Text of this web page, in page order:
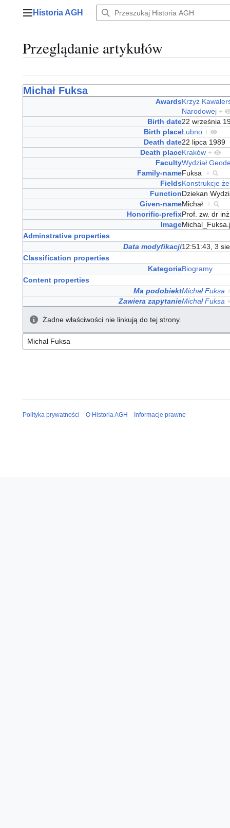
Menu główne
Historia AGH
Przeglądanie artykułów
Michał Fuksa
AwardsKrzyż
Narodowej +
Birth date22 września
Birth placeŁubno +
Death date22 lipca 1989
Death placeKraków +
FacultyWydział
Family-nameFuksa +
FieldsKonstrukcje
FunctionDziekan
Given-nameMichał +
Honorific-prefixProf. zw. dr
Image
Adminstrative properties
Data modyfikacji12:51:43, 3
Classification properties
KategoriaBiogramy
Content properties
Ma podobiektMichał Fuksa
Zawiera zapytanieMichał Fuksa
Żadne właściwości nie linkują do tej strony.
Polityka prywatności O Historia AGH Informacje prawne